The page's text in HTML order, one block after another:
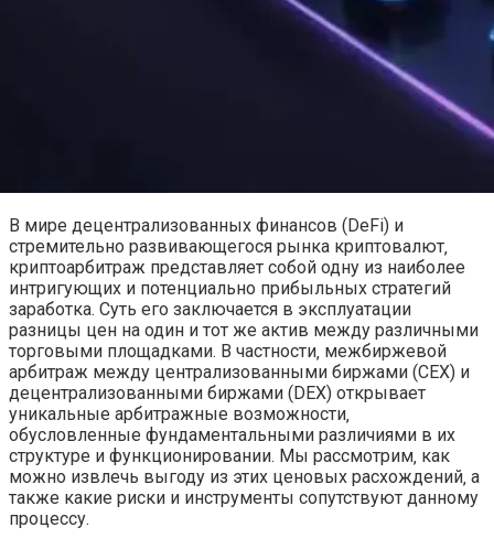
В мире децентрализованных финансов (DeFi) и
стремительно развивающегося рынка криптовалют‚
криптоарбитраж представляет собой одну из наиболее
интригующих и потенциально прибыльных стратегий
заработка. Суть его заключается в эксплуатации
разницы цен на один и тот же актив между различными
торговыми площадками. В частности‚ межбиржевой
арбитраж между централизованными биржами (CEX) и
децентрализованными биржами (DEX) открывает
уникальные арбитражные возможности‚
обусловленные фундаментальными различиями в их
структуре и функционировании. Мы рассмотрим‚ как
можно извлечь выгоду из этих ценовых расхождений‚ а
также какие риски и инструменты сопутствуют данному
процессу.